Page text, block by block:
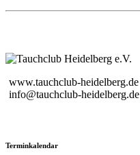
www.tauchclub-heidelberg.de
info@tauchclub-heidelberg.de
Terminkalendar